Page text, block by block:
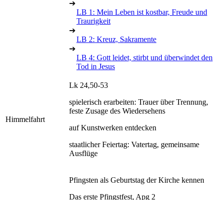
➔
LB 1: Mein Leben ist kostbar, Freude und
Traurigkeit
➔
LB 2: Kreuz, Sakramente
➔
LB 4: Gott leidet, stirbt und überwindet den
Tod in Jesus
Himmelfahrt
Lk 24,50-53
spielerisch erarbeiten: Trauer über Trennung,
feste Zusage des Wiedersehens
auf Kunstwerken entdecken
staatlicher Feiertag: Vatertag, gemeinsame
Ausflüge
Pfingsten als Geburtstag der Kirche kennen
Das erste Pfingstfest, Apg 2